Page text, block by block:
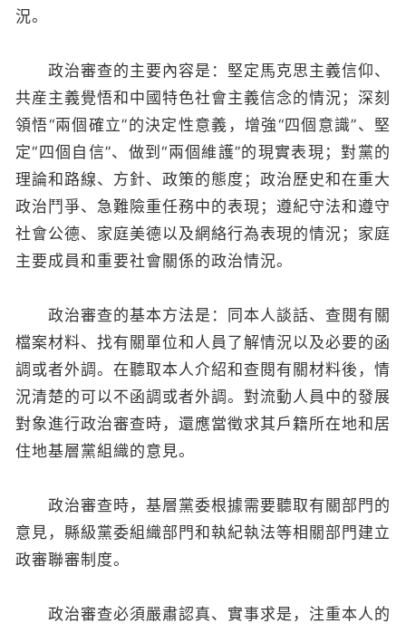
況。
政治審查的主要內容是：堅定馬克思主義信仰、
共産主義覺悟和中國特色社會主義信念的情況；深刻
領悟“兩個確立”的決定性意義，增強“四個意識”、堅
定“四個自信”、做到“兩個維護”的現實表現；對黨的
理論和路線、方針、政策的態度；政治歷史和在重大
政治鬥爭、急難險重任務中的表現；遵紀守法和遵守
社會公德、家庭美德以及網絡行為表現的情況；家庭
主要成員和重要社會關係的政治情況。
政治審查的基本方法是：同本人談話、查閱有關
檔案材料、找有關單位和人員了解情況以及必要的函
調或者外調。在聽取本人介紹和查閱有關材料後，情
況清楚的可以不函調或者外調。對流動人員中的發展
對象進行政治審查時，還應當徵求其戶籍所在地和居
住地基層黨組織的意見。
政治審查時，基層黨委根據需要聽取有關部門的
意見，縣級黨委組織部門和執紀執法等相關部門建立
政審聯審制度。
政治審查必須嚴肅認真、實事求是，注重本人的